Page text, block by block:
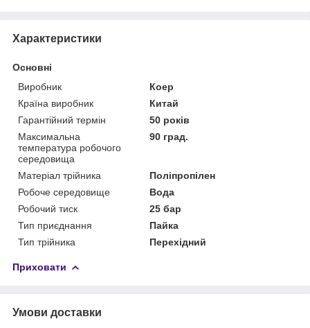
Характеристики
Основні
Виробник
Коер
Країна виробник
Китай
Гарантійний термін
50 років
Максимальна
температура робочого
середовища
90 град.
Матеріал трійника
Поліпропілен
Робоче середовище
Вода
Робочий тиск
25 бар
Тип приєднання
Пайка
Тип трійника
Перехідний
Приховати
Умови доставки